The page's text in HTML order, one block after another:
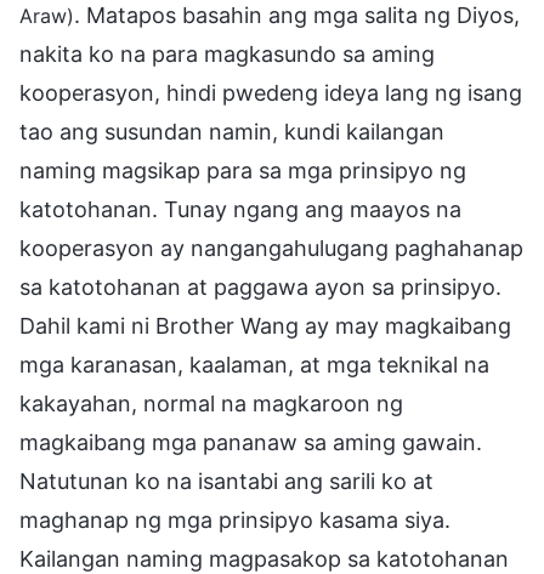
Araw). Matapos basahin ang mga salita ng Diyos,
nakita ko na para magkasundo sa aming
kooperasyon, hindi pwedeng ideya lang ng isang
tao ang susundan namin, kundi kailangan
naming magsikap para sa mga prinsipyo ng
katotohanan. Tunay ngang ang maayos na
kooperasyon ay nangangahulugang paghahanap
sa katotohanan at paggawa ayon sa prinsipyo.
Dahil kami ni Brother Wang ay may magkaibang
mga karanasan, kaalaman, at mga teknikal na
kakayahan, normal na magkaroon ng
magkaibang mga pananaw sa aming gawain.
Natutunan ko na isantabi ang sarili ko at
maghanap ng mga prinsipyo kasama siya.
Kailangan naming magpasakop sa katotohanan